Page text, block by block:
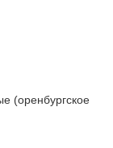
(оренбургское